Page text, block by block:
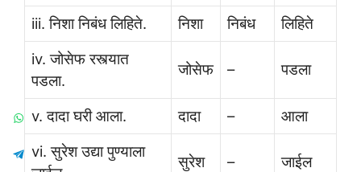
iii. निशा निबंध लिहिते.
निशा निबंध
लिहिते
iv. जोसेफ रस्त्यात
पडला.
जोसेफ – पडला
v. दादा घरी आला. दादा –
आला
vi. सुरेश उद्या पुण्याला
सुरेश – जाईल